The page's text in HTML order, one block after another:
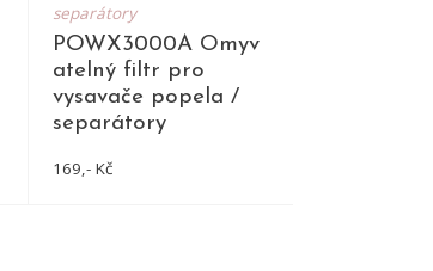
separátory
POWX3000A Omyv
atelný filtr pro
vysavače popela /
separátory
169,- Kč